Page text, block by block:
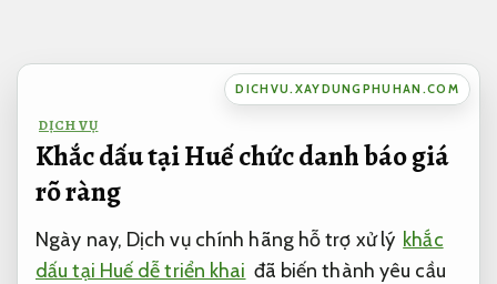
nội
DICHVU.XAYDUNGPHUHAN.COM
DỊCH VỤ
Khắc dấu tại Huế chức danh báo giá
rõ ràng
Ngày nay, Dịch vụ chính hãng hỗ trợ xử lý khắc
dấu tại Huế dễ triển khai đã biến thành yêu cầu